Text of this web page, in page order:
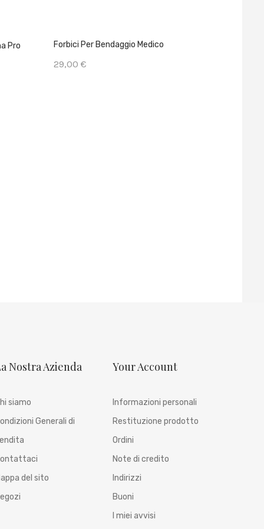
Pro Forbici Per Bendaggio Medico
29,00 €
Nostra Azienda
siamo
Generali di
del sito
Your Account
Informazioni personali
Restituzione prodotto
Ordini
Note di credito
Indirizzi
Buoni
I miei avvisi